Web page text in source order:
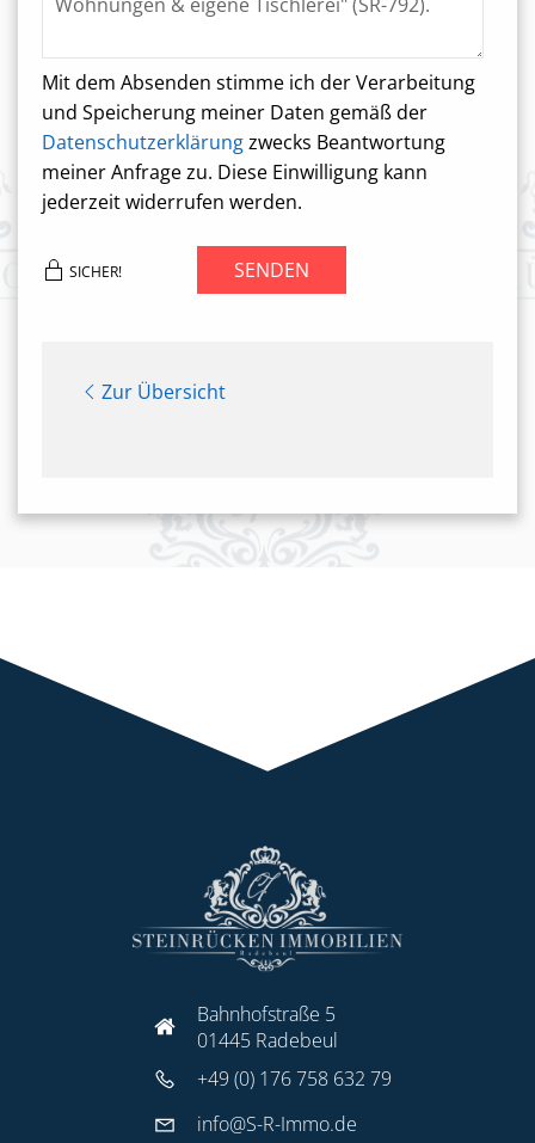
Mit dem Absenden stimme ich der Verarbeitung
und Speicherung meiner Daten gemäß der
Datenschutzerklärungzwecks Beantwortung
meiner Anfrage zu. Diese Einwilligung kann
jederzeit widerrufen werden.
SICHER! SENDEN
Zur Übersicht
Bahnhofstraße 5
01445 Radebeul
+49 (0) 176 758 632 79
info@S-R-Immo.de